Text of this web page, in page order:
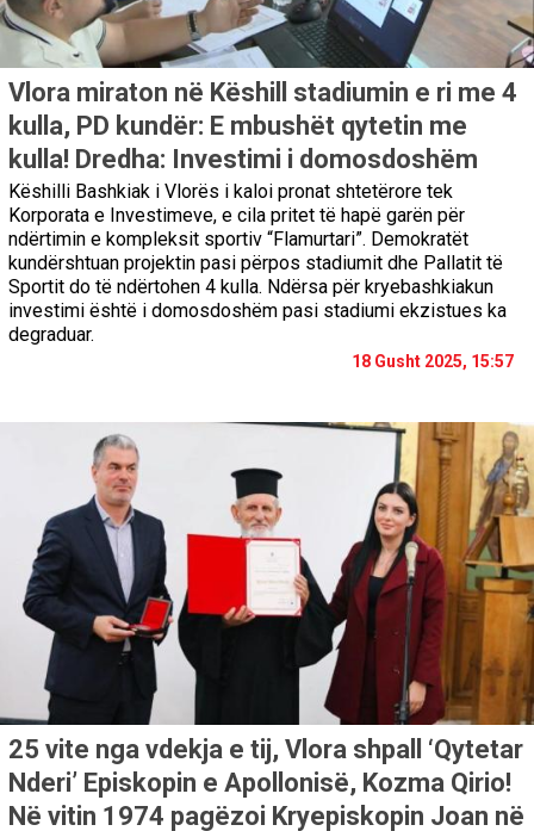
Vlora miraton në Këshill stadiumin e ri me 4
kulla, PD kundër: E mbushët qytetin me
kulla! Dredha: Investimi i domosdoshëm
Këshilli Bashkiak i Vlorës i kaloi pronat shtetërore tek
Korporata e Investimeve, e cila pritet të hapë garën për
ndërtimin e kompleksit sportiv “Flamurtari”. Demokratët
kundërshtuan projektin pasi përpos stadiumit dhe Pallatit të
Sportit do të ndërtohen 4 kulla. Ndërsa për kryebashkiakun
investimi është i domosdoshëm pasi stadiumi ekzistues ka
degraduar.
18 Gusht 2025, 15:57
25 vite nga vdekja e tij, Vlora shpall ‘Qytetar
Nderi’ Episkopin e Apollonisë, Kozma Qirio!
Në vitin 1974 pagëzoi Kryepiskopin Joan në